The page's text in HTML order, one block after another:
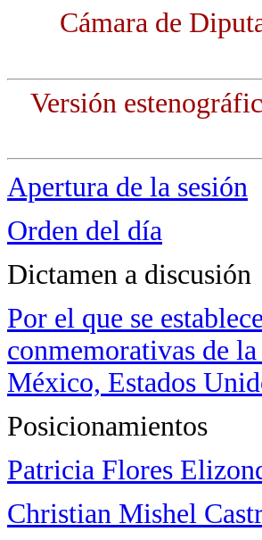
Cámara de
Versión
Apertura de la sesión
Orden del día
Dictamen a discusión
Por el que se
conmemorativas de
México, Estados
Posicionamientos
Patricia Flores
Christian Mishel